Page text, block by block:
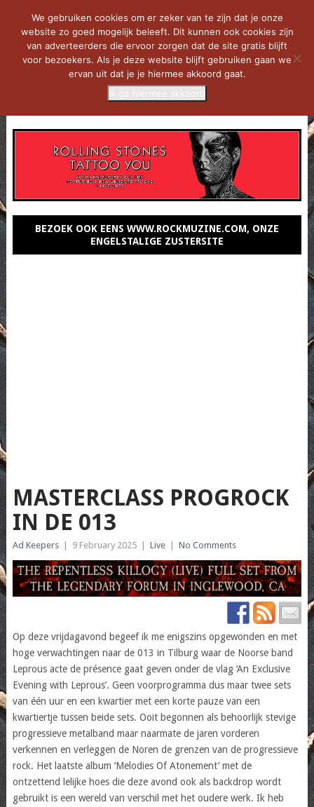
BEZOEK OOK EENS WWW.ROCKMUZINE.COM, ONZE
ENGELSTALIGE ZUSTERSITE
MASTERCLASS PROGROCK
IN DE 013
Ad Keepers 9 February 2025 Live No Comments
Op deze vrijdagavond begeef ik me enigszins opgewonden en met
hoge verwachtingen naar de 013 in Tilburg waar de Noorse band
Leprous acte de présence gaat geven onder de vlag ‘An Exclusive
Evening with Leprous’. Geen voorprogramma dus maar twee sets
van één uur en een kwartier met een korte pauze van een
kwartiertje tussen beide sets. Ooit begonnen als behoorlijk stevige
progressieve metalband maar naarmate de jaren vorderen
verkennen en verleggen de Noren de grenzen van de progressieve
rock. Het laatste album ‘Melodies Of Atonement’ met de
ontzettend lelijke hoes die deze avond ook als backdrop wordt
gebruikt is een wereld van verschil met het oudere werk. Ik heb
We gebruiken cookies om er zeker van te zijn dat je onze
website zo goed mogelijk beleeft. Dit kunnen ook cookies zijn
van adverteerders die ervoor zorgen dat de site gratis blijft
voor bezoekers. Als je deze website blijft gebruiken gaan we
ervan uit dat je je hiermee akkoord gaat.
Ik ga hiermee akkoord